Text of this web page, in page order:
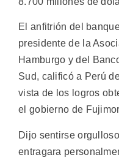
El anfitrión del
presidente de la
Hamburgo y del
Sud, calificó a Perú
vista de los logros
el gobierno de
Dijo sentirse
entragara